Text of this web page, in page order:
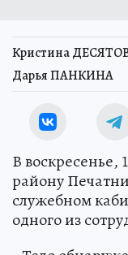
Кристина
Дарья ПАНКИНА
В воскресенье,
району
служебном
одного из